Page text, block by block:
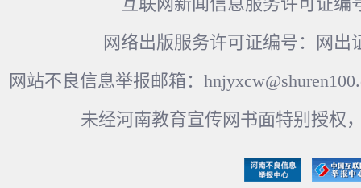
网络出版服务许可证编号：网出
网站不良信息举报邮箱：
未经河南教育宣传网书面特别授权